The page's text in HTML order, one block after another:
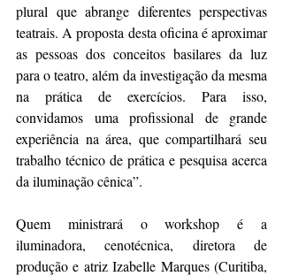
plural que abrange diferentes perspectivas
teatrais. A proposta desta oficina é aproximar
as pessoas dos conceitos basilares da luz
para o teatro, além da investigação da mesma
na prática de exercícios. Para isso,
convidamos uma profissional de grande
experiência na área, que compartilhará seu
trabalho técnico de prática e pesquisa acerca
da iluminação cênica”.
Quem ministrará o workshop é a
iluminadora, cenotécnica, diretora de
produção e atriz Izabelle Marques (Curitiba,